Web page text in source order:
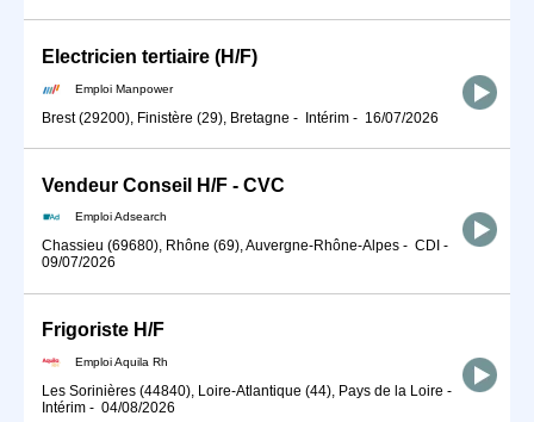
Electricien tertiaire (H/F)
Emploi Manpower
Brest (29200), Finistère (29), Bretagne - Intérim - 16/07/2026
Vendeur Conseil H/F - CVC
Emploi Adsearch
Chassieu (69680), Rhône (69), Auvergne-Rhône-Alpes - CDI -
09/07/2026
Frigoriste H/F
Emploi Aquila Rh
Les Sorinières (44840), Loire-Atlantique (44), Pays de la Loire -
Intérim - 04/08/2026